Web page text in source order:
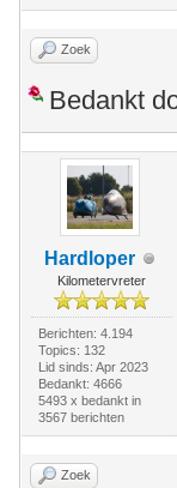
Zoek
Bedankt
Hardloper
Kilometervreter
Berichten: 4.194
Topics: 132
Lid sinds: Apr 2023
Bedankt: 4666
5493 x bedankt in
3567 berichten
Zoek